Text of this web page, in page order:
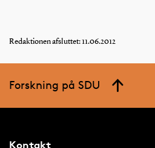
Redaktionen afsluttet: 11.06.2012
Forskning på SDU
Kontakt